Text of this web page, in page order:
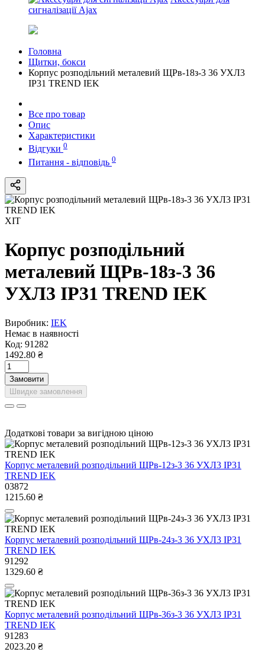
сигналізації Ajax
Головна
Щитки, бокси
Корпус розподільний металевий ЩРв-18з-3 36 УХЛ3
IP31 TREND IEK
Все про товар
Опис
Характеристики
Відгуки 0
Питання - відповідь 0
ХІТ
Корпус розподільний
металевий ЩРв-18з-3 36
УХЛ3 IP31 TREND IEK
Виробник: IEK
Немає в наявності
Код: 91282
1492.80 ₴
Замовити
Швидке замовлення
Додаткові товари за вигідною ціною
Корпус металевий розподільний ЩРв-12з-3 36 УХЛ3 IP31
TREND IEK
03872
1215.60 ₴
Корпус металевий розподільний ЩРв-24з-3 36 УХЛ3 IP31
TREND IEK
91292
1329.60 ₴
Корпус металевий розподільний ЩРв-36з-3 36 УХЛ3 IP31
TREND IEK
91283
2023.20 ₴